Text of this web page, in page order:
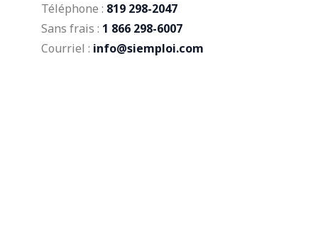
Téléphone : 819 298-2047
Sans frais : 1 866 298-6007
Courriel : info@siemploi.com